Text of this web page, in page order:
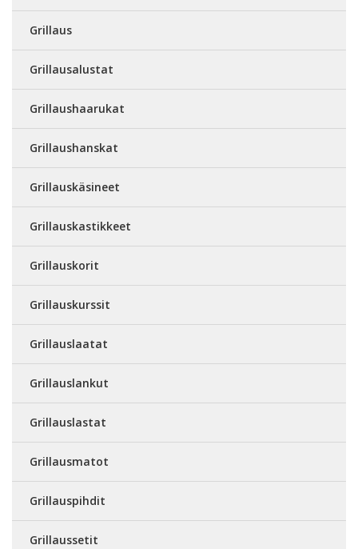
Grillaus
Grillausalustat
Grillaushaarukat
Grillaushanskat
Grillauskäsineet
Grillauskastikkeet
Grillauskorit
Grillauskurssit
Grillauslaatat
Grillauslankut
Grillauslastat
Grillausmatot
Grillauspihdit
Grillaussetit